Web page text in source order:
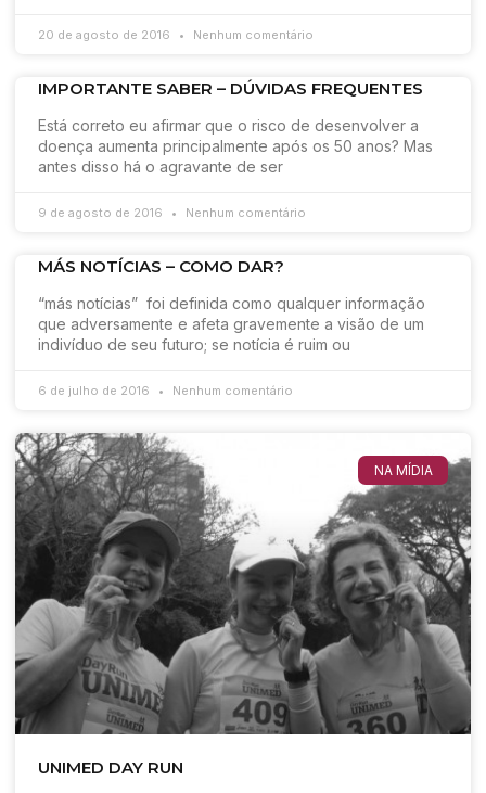
20 de agosto de 2016 Nenhum comentário
IMPORTANTE SABER – DÚVIDAS FREQUENTES
Está correto eu afirmar que o risco de desenvolver a
doença aumenta principalmente após os 50 anos? Mas
antes disso há o agravante de ser
9 de agosto de 2016 Nenhum comentário
MÁS NOTÍCIAS – COMO DAR?
“más notícias” foi definida como qualquer informação
que adversamente e afeta gravemente a visão de um
indivíduo de seu futuro; se notícia é ruim ou
6 de julho de 2016 Nenhum comentário
NA MÍDIA
UNIMED DAY RUN